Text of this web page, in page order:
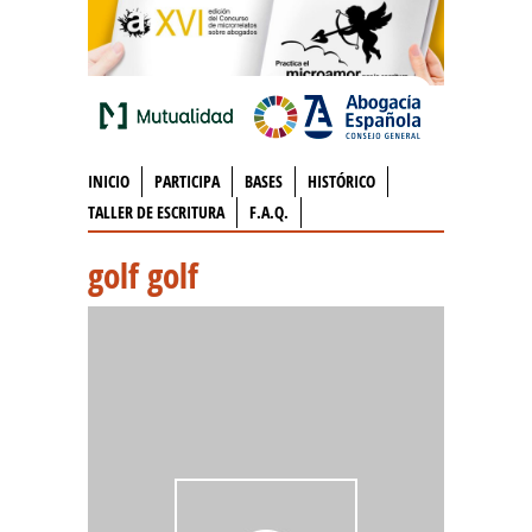
INICIO PARTICIPA BASES
HISTÓRICO
TALLER DE ESCRITURA
F.A.Q.
golf golf